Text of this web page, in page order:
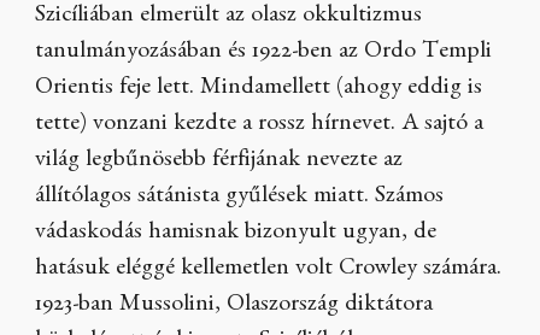
Szicíliában elmerült az olasz okkultizmus
tanulmányozásában és 1922-ben az Ordo Templi
Orientis feje lett. Mindamellett (ahogy eddig is
tette) vonzani kezdte a rossz hírnevet. A sajtó a
világ legbűnösebb férfijának nevezte az
állítólagos sátánista gyűlések miatt. Számos
vádaskodás hamisnak bizonyult ugyan, de
hatásuk eléggé kellemetlen volt Crowley számára.
1923-ban Mussolini, Olaszország diktátora